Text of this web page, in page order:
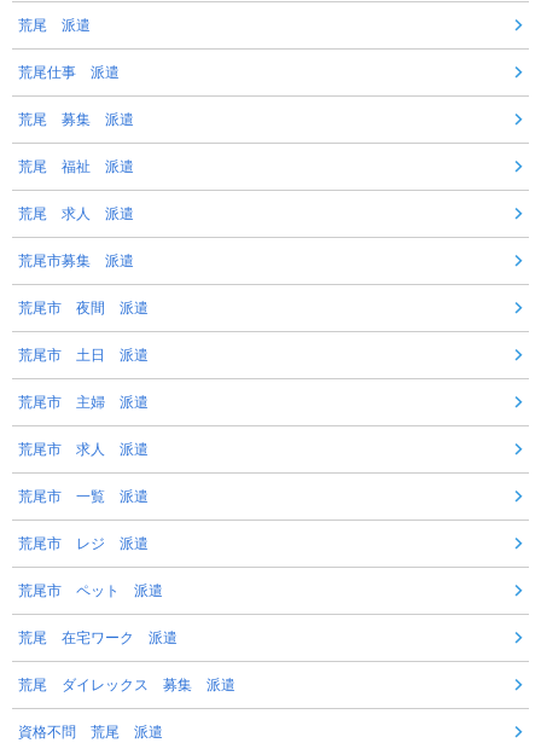
荒尾 派遣
荒尾仕事 派遣
荒尾 募集 派遣
荒尾 福祉 派遣
荒尾 求人 派遣
荒尾市募集 派遣
荒尾市 夜間 派遣
荒尾市 土日 派遣
荒尾市 主婦 派遣
荒尾市 求人 派遣
荒尾市 一覧 派遣
荒尾市 レジ 派遣
荒尾市 ペット 派遣
荒尾 在宅ワーク 派遣
荒尾 ダイレックス 募集 派遣
資格不問 荒尾 派遣